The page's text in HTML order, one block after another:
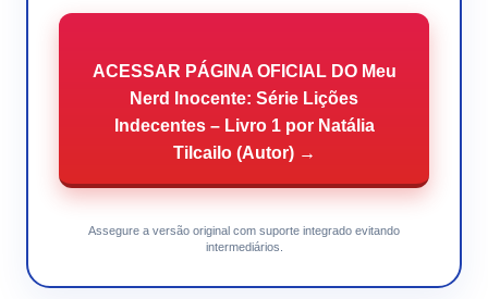
ACESSAR PÁGINA OFICIAL DO Meu
Nerd Inocente: Série Lições
Indecentes – Livro 1 por Natália
Tilcailo (Autor) →
Assegure a versão original com suporte integrado evitando
intermediários.